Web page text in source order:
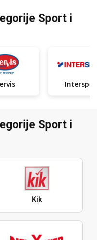
Sport i
Sport i
Kik